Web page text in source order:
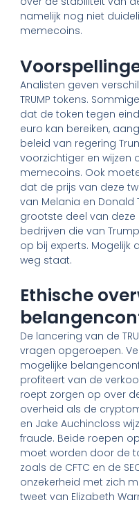
namelijk nog niet
memecoins.
Analisten geven
TRUMP tokens.
dat de token tegen
euro kan bereiken,
beleid van regering
voorzichtiger en wijzen
memecoins. Ook
dat de prijs van deze
van Melania en Donald
grootste deel van
bedrijven die van
op bij experts. Mogelijk
weg staat.
Ethische
De lancering van de
vragen opgeroepen.
mogelijke
profiteert van de
roept zorgen op over
overheid als de
en Jake Auchincloss
fraude. Beide roepen
moet worden door de
zoals de CFTC en de
onzekerheid met zich
tweet van Elizabeth